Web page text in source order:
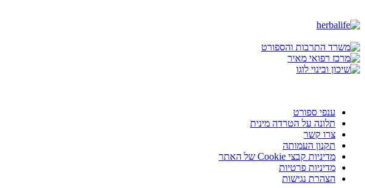
ענפי ספורט
תלונה על הטרדה מינית
צרו קשר
תקנון העמותה
מדיניות קבצי Cookie של האתר
מדיניות פרטיות
הצהרת נגישות